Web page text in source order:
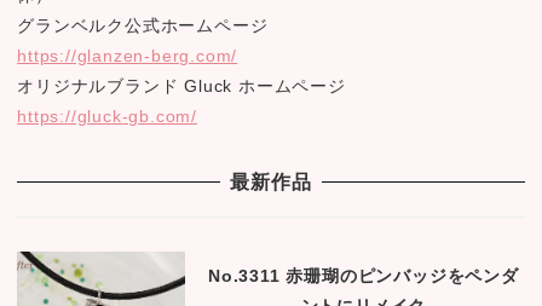
グランベルク公式ホームページ
https://glanzen-berg.com/
オリジナルブランド Gluck ホームページ
https://gluck-gb.com/
最新作品
No.3311 赤珊瑚のピンバッジをペンダ